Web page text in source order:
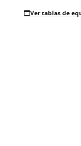
Ver tablas de